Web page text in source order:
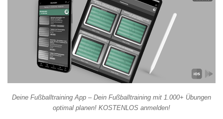
Deine Fußballtraining App – Dein Fußballtraining mit 1.000+ Übungen
optimal planen! KOSTENLOS anmelden!